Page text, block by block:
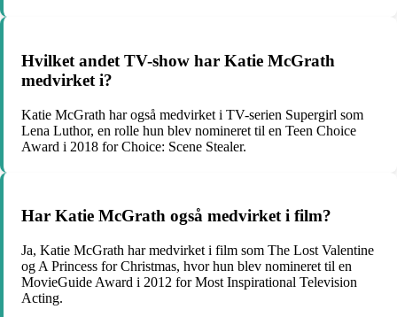
Hvilket andet TV-show har Katie McGrath
medvirket i?
Katie McGrath har også medvirket i TV-serien Supergirl som
Lena Luthor, en rolle hun blev nomineret til en Teen Choice
Award i 2018 for Choice: Scene Stealer.
Har Katie McGrath også medvirket i film?
Ja, Katie McGrath har medvirket i film som The Lost Valentine
og A Princess for Christmas, hvor hun blev nomineret til en
MovieGuide Award i 2012 for Most Inspirational Television
Acting.